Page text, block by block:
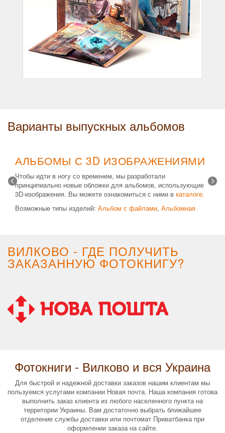
Варианты выпускных альбомов
АЛЬБОМЫ С 3D ИЗОБРАЖЕНИЯМИ
Чтобы идти в ногу со временем, мы разработали
принципиально новые обложки для альбомов, использующие
3D-изображения. Вы можете ознакомиться с ними в каталоге.
Возможные типы изделий: Альбом с файлами, Альбомная
ВИЛКОВО - ГДЕ ПОЛУЧИТЬ
ЗАКАЗАННУЮ ФОТОКНИГУ?
Фотокниги - Вилково и вся Украина
Для быстрой и надежной доставки заказов нашим клиентам мы
пользуемся услугами компании Новая почта. Наша компания готова
выполнить заказ клиента из любого населенного пункта на
территории Украины. Вам достаточно выбрать ближайшее
отделение службы доставки или почтомат Приватбанка при
оформлении заказа на сайте.